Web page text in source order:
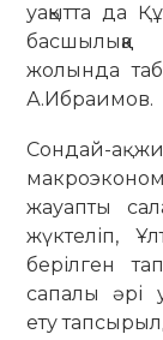
уақытта да
жолында
А.Ибраимов.
Сондай-ақ
жауапты
жүктеліп,
берілген
сапалы әрі
ету